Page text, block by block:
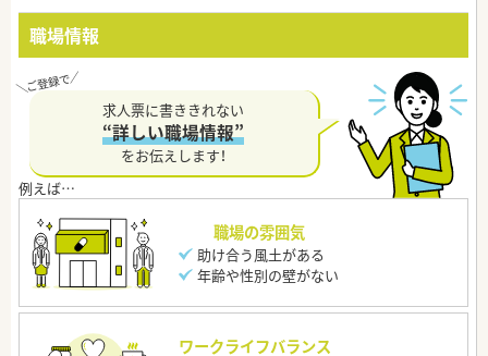
職場情報
求人票に書ききれない
“詳しい職場情報”
をお伝えします！
職場の雰囲気
助け合う風土がある
年齢や性別の壁がない
ワークライフバランス